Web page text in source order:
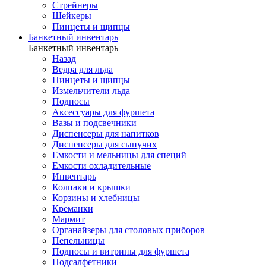
Стрейнеры
Шейкеры
Пинцеты и щипцы
Банкетный инвентарь
Банкетный инвентарь
Назад
Ведра для льда
Пинцеты и щипцы
Измельчители льда
Подносы
Аксессуары для фуршета
Вазы и подсвечники
Диспенсеры для напитков
Диспенсеры для сыпучих
Емкости и мельницы для специй
Емкости охладительные
Инвентарь
Колпаки и крышки
Корзины и хлебницы
Креманки
Мармит
Органайзеры для столовых приборов
Пепельницы
Подносы и витрины для фуршета
Подсалфетники